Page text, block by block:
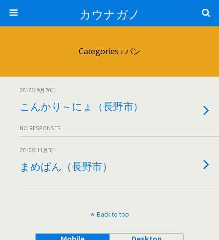
カウナガノ
Categories › パン
2016年9月20日
こんかり～にょ（長野市）
NO RESPONSES
2010年11月3日
まめぱん（長野市）
Back to top